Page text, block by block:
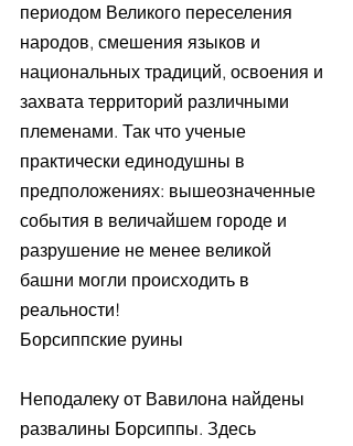
периодом Великого переселения
народов, смешения языков и
национальных традиций, освоения и
захвата территорий различными
племенами. Так что ученые
практически единодушны в
предположениях: вышеозначенные
события в величайшем городе и
разрушение не менее великой
башни могли происходить в
реальности!
Борсиппские руины
Неподалеку от Вавилона найдены
развалины Борсиппы. Здесь